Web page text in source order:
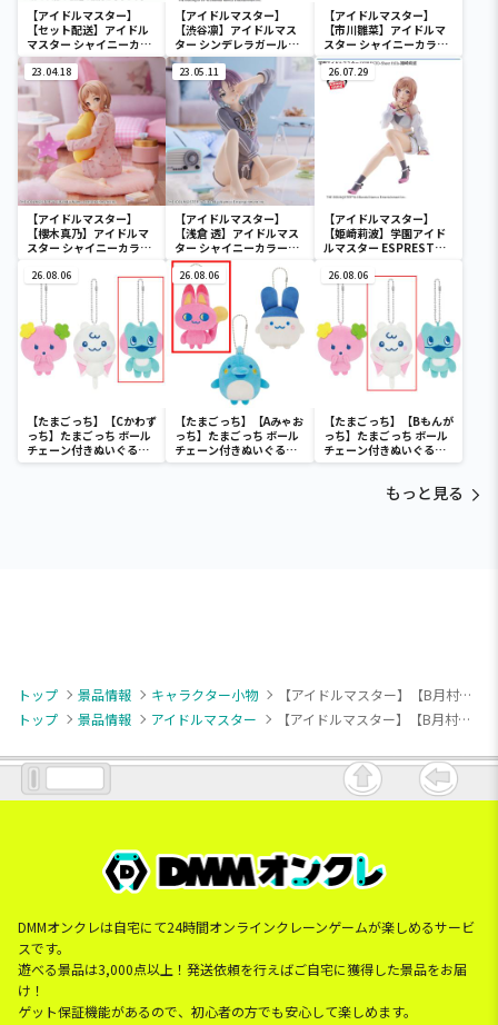
【アイドルマスター】
【セット配送】アイドル
マスター シャイニーカラ
ーズ ESPRESTO est-
Windy and Motions-芹
沢あさひ
【アイドルマスター】
【渋谷凛】アイドルマス
ター シンデレラガールズ
-Celestial vivi-渋谷凛
【アイドルマスター】
【市川雛菜】アイドルマ
スター シャイニーカラー
ズ -Relax time-市川雛菜
23.04.18
【アイドルマスター】
【櫻木真乃】アイドルマ
スター シャイニーカラー
23.05.11
【アイドルマスター】
【浅倉 透】アイドルマス
ター シャイニーカラーズ
-Relax time-浅倉 透
26.07.29
【アイドルマスター】
【姫崎莉波】学園アイド
ルマスター ESPRESTO-
26.08.06
【たまごっち】【Cかわず
っち】たまごっち ボール
チェーン付きぬいぐるみ
～Tamagotchi
26.08.06
【たまごっち】【Aみゃお
っち】たまごっち ボール
チェーン付きぬいぐるみ
～Tamagotchi
26.08.06
【たまごっち】【Bもんが
っち】たまごっち ボール
チェーン付きぬいぐるみ
～Tamagotchi
もっと見る
トップ 景品情報 キャラクター小物
【アイドルマスター】【B月村手毬】学園アイドルマスター ちびぐるみ～on stage!～vol.1
トップ
景品情報 アイドルマスター 【アイドルマスター】【B月村手毬】学園アイドルマスター ちびぐるみ～on stage!～vol.1
DMMオンクレは自宅にて24時間オンラインクレーンゲームが楽しめるサービ
スです。
遊べる景品は3,000点以上！発送依頼を行えばご自宅に獲得した景品をお届
け！
ゲット保証機能があるので、初心者の方でも安心して楽しめます。